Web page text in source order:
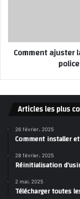
Comment
Articles les plus
26 février، 2025
Comment installer
28 février، 2025
Réinitialisation
2 mai، 2025
Télécharger toutes